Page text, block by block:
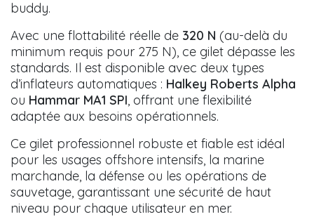
buddy.
Avec une flottabilité réelle de 320 N (au-delà du
minimum requis pour 275 N), ce gilet dépasse les
standards. Il est disponible avec deux types
d’inflateurs automatiques : Halkey Roberts Alpha
ou Hammar MA1 SPI, offrant une flexibilité
adaptée aux besoins opérationnels.
Ce gilet professionnel robuste et fiable est idéal
pour les usages offshore intensifs, la marine
marchande, la défense ou les opérations de
sauvetage, garantissant une sécurité de haut
niveau pour chaque utilisateur en mer.